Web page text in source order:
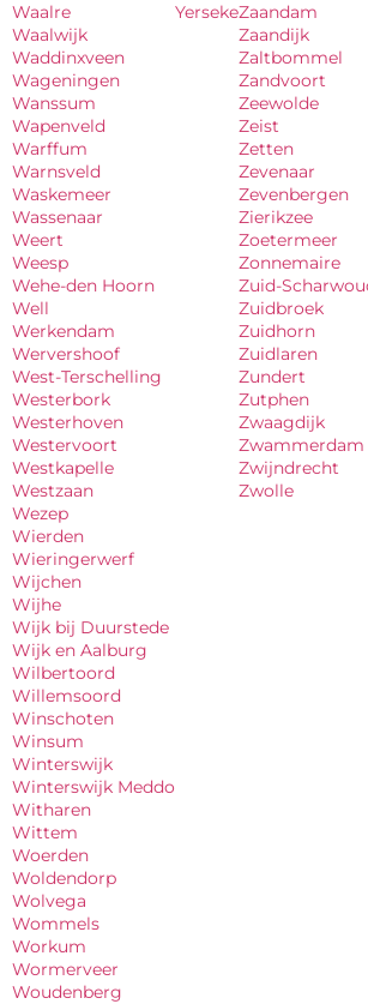
Waalre
Waalwijk
Waddinxveen
Wageningen
Wanssum
Wapenveld
Warffum
Warnsveld
Waskemeer
Wassenaar
Weert
Weesp
Wehe-den Hoorn
Well
Werkendam
Wervershoof
West-Terschelling
Westerbork
Westerhoven
Westervoort
Westkapelle
Westzaan
Wezep
Wierden
Wieringerwerf
Wijchen
Wijhe
Wijk bij Duurstede
Wijk en Aalburg
Wilbertoord
Willemsoord
Winschoten
Winsum
Winterswijk
Winterswijk Meddo
Witharen
Wittem
Woerden
Woldendorp
Wolvega
Wommels
Workum
Wormerveer
Woudenberg
YersekeZaandam
Zaandijk
Zaltbommel
Zandvoort
Zeewolde
Zeist
Zetten
Zevenaar
Zevenbergen
Zierikzee
Zoetermeer
Zonnemaire
Zuid-
Zuidbroek
Zuidhorn
Zuidlaren
Zundert
Zutphen
Zwaagdijk
Zwammerdam
Zwijndrecht
Zwolle